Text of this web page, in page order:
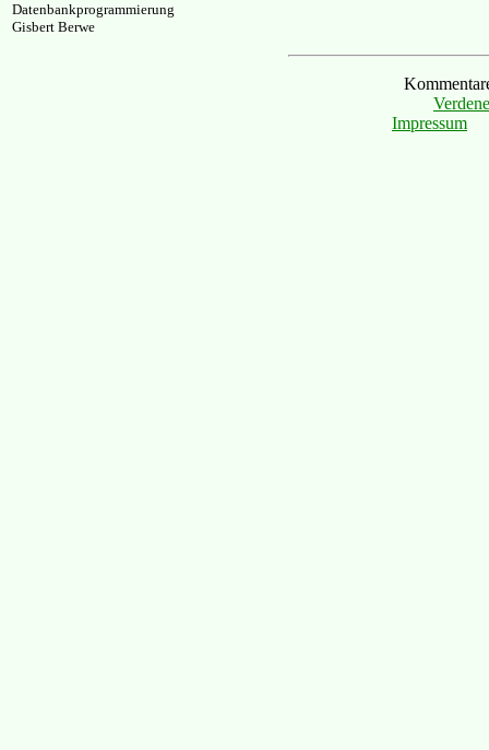
Datenbankprogrammierung
Gisbert Berwe
Impressum